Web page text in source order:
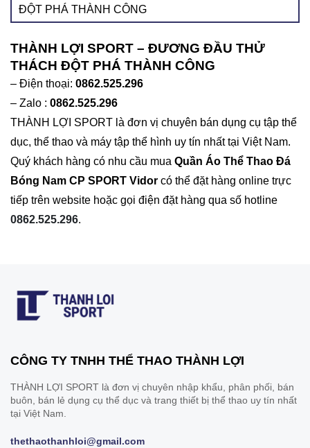
ĐỘT PHÁ THÀNH CÔNG
THÀNH LỢI SPORT – ĐƯƠNG ĐẦU THỬ
THÁCH ĐỘT PHÁ THÀNH CÔNG
– Điện thoại: 0862.525.296
– Zalo : 0862.525.296
THÀNH LỢI SPORT là đơn vị chuyên bán dụng cụ tập thể
dục, thể thao và máy tập thể hình uy tín nhất tại Việt Nam.
Quý khách hàng có nhu cầu mua Quần Áo Thể Thao Đá
Bóng Nam CP SPORT Vidor có thể đặt hàng online trực
tiếp trên website hoặc gọi điện đặt hàng qua số hotline
0862.525.296.
CÔNG TY TNHH THỂ THAO THÀNH LỢI
THÀNH LỢI SPORT là đơn vị chuyên nhập khẩu, phân phối, bán
buôn, bán lẻ dụng cụ thể dục và trang thiết bị thể thao uy tín nhất
tại Việt Nam.
thethaothanhloi@gmail.com